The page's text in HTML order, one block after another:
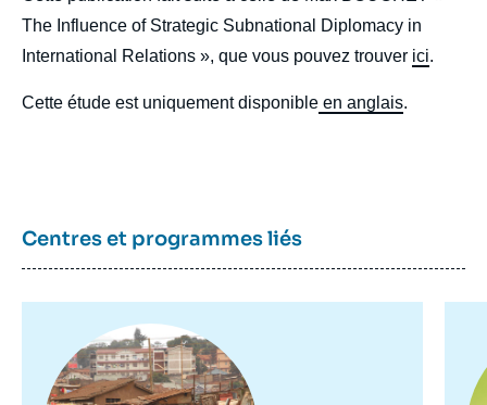
The Influence of Strategic Subnational Diplomacy in
International Relations », que vous pouvez trouver ici.
Cette étude est uniquement disponible en anglais.
Centres et programmes liés
principale
de
couverture
de
la